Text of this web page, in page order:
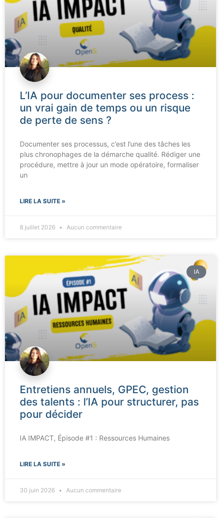
L’IA pour documenter ses process :
un vrai gain de temps ou un risque
de perte de sens ?
Documenter ses processus, c’est l’une des tâches les
plus chronophages de la démarche qualité. Rédiger une
procédure, mettre à jour un mode opératoire, formaliser
un
LIRE LA SUITE »
8 juillet 2026 Aucun commentaire
IA
Entretiens annuels, GPEC, gestion
des talents : l’IA pour structurer, pas
pour décider
IA IMPACT, Épisode #1 : Ressources Humaines
LIRE LA SUITE »
30 juin 2026 Aucun commentaire